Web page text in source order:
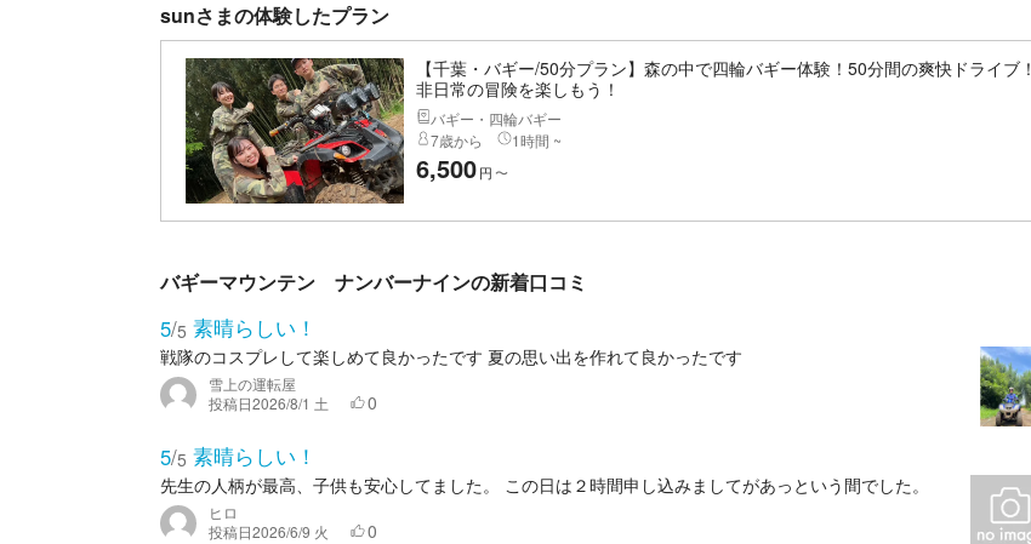
sunさまの体験したプラン
【千葉・バギー/50分プラン】森の中で四輪バギー体験！50分間の爽快ドライブ！
非日常の冒険を楽しもう！
バギー・四輪バギー
7歳から
1時間 ~
6,500円 〜
バギーマウンテン ナンバーナインの新着口コミ
5/5 素晴らしい！
戦隊のコスプレして楽しめて良かったです 夏の思い出を作れて良かったです
雪上の運転屋
投稿日2026/8/1 土 0
5/5 素晴らしい！
先生の人柄が最高、子供も安心してました。 この日は２時間申し込みましてがあっという間でした。
ヒロ
投稿日2026/6/9 火 0